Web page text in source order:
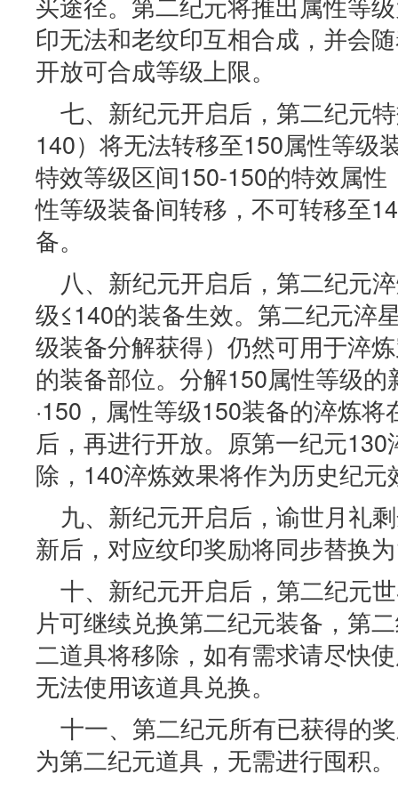
印无法和老纹印互相合成，并会
开放可合成等级上限。
七、新纪元开启后，第二纪元
140）将无法转移至150属性等级
特效等级区间150-150的特效属
性等级装备间转移，不可转移至
备。
八、新纪元开启后，第二纪元
级≤140的装备生效。第二纪元淬
级装备分解获得）仍然可用于淬
的装备部位。分解150属性等级
·150，属性等级150装备的淬炼
后，再进行开放。原第一纪元
除，140淬炼效果将作为历史纪元
九、新纪元开启后，谕世月礼
新后，对应纹印奖励将同步替换
十、新纪元开启后，第二纪元
片可继续兑换第二纪元装备，第
二道具将移除，如有需求请尽快
无法使用该道具兑换。
十一、第二纪元所有已获得的
为第二纪元道具，无需进行囤积。